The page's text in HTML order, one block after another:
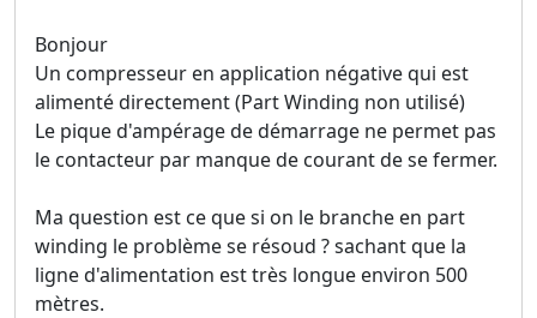
Bonjour
Un compresseur en application négative qui est
alimenté directement (Part Winding non utilisé)
Le pique d'ampérage de démarrage ne permet pas
le contacteur par manque de courant de se fermer.
Ma question est ce que si on le branche en part
winding le problème se résoud ? sachant que la
ligne d'alimentation est très longue environ 500
mètres.